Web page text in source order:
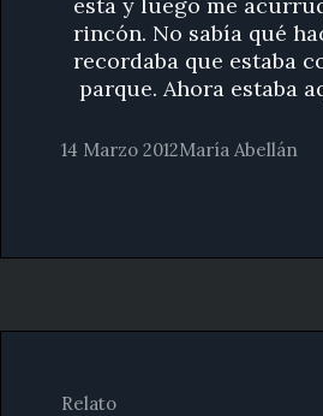
rincón. No sabía qué
recordaba que estaba
parque. Ahora estaba
14 Marzo 2012María Abellán
Relato